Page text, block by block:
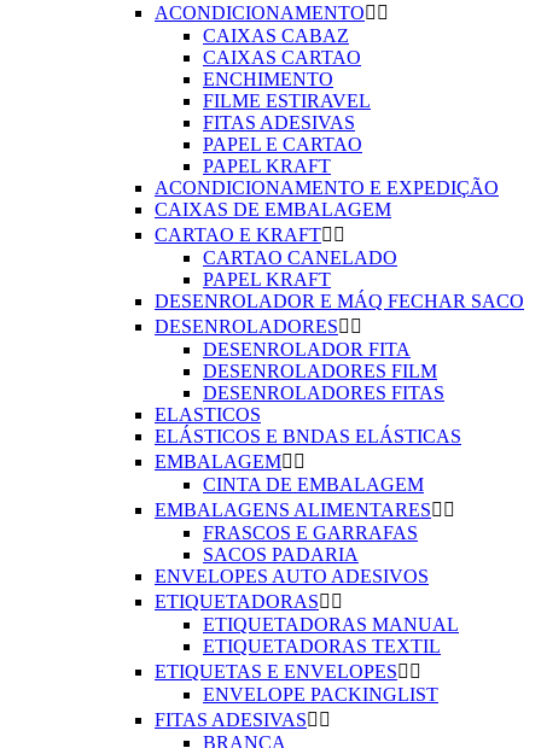
ACONDICIONAMENTO 
CAIXAS CABAZ
CAIXAS CARTAO
ENCHIMENTO
FILME ESTIRAVEL
FITAS ADESIVAS
PAPEL E CARTAO
PAPEL KRAFT
ACONDICIONAMENTO E EXPEDIÇÃO
CAIXAS DE EMBALAGEM
CARTAO E KRAFT 
CARTAO CANELADO
PAPEL KRAFT
DESENROLADOR E MÁQ FECHAR SACO
DESENROLADORES 
DESENROLADOR FITA
DESENROLADORES FILM
DESENROLADORES FITAS
ELASTICOS
ELÁSTICOS E BNDAS ELÁSTICAS
EMBALAGEM 
CINTA DE EMBALAGEM
EMBALAGENS ALIMENTARES 
FRASCOS E GARRAFAS
SACOS PADARIA
ENVELOPES AUTO ADESIVOS
ETIQUETADORAS 
ETIQUETADORAS MANUAL
ETIQUETADORAS TEXTIL
ETIQUETAS E ENVELOPES 
ENVELOPE PACKINGLIST
FITAS ADESIVAS 
BRANCA